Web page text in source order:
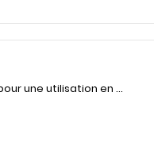
une utilisation en ...